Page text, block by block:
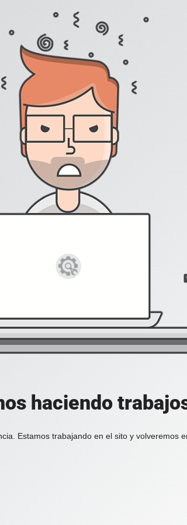
haciendo
Estamos trabajando en el sito y volveremos